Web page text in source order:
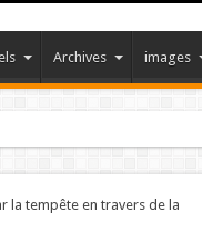
Archives images
la tempête en travers de la